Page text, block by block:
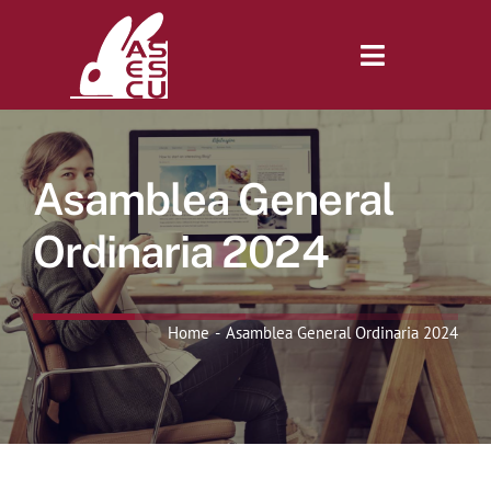
Toggle
Inicio
Revista
Tienda
Lonjas
Symposiums
Asamblea General
Ordinaria 2024
Home Asamblea General Ordinaria 2024